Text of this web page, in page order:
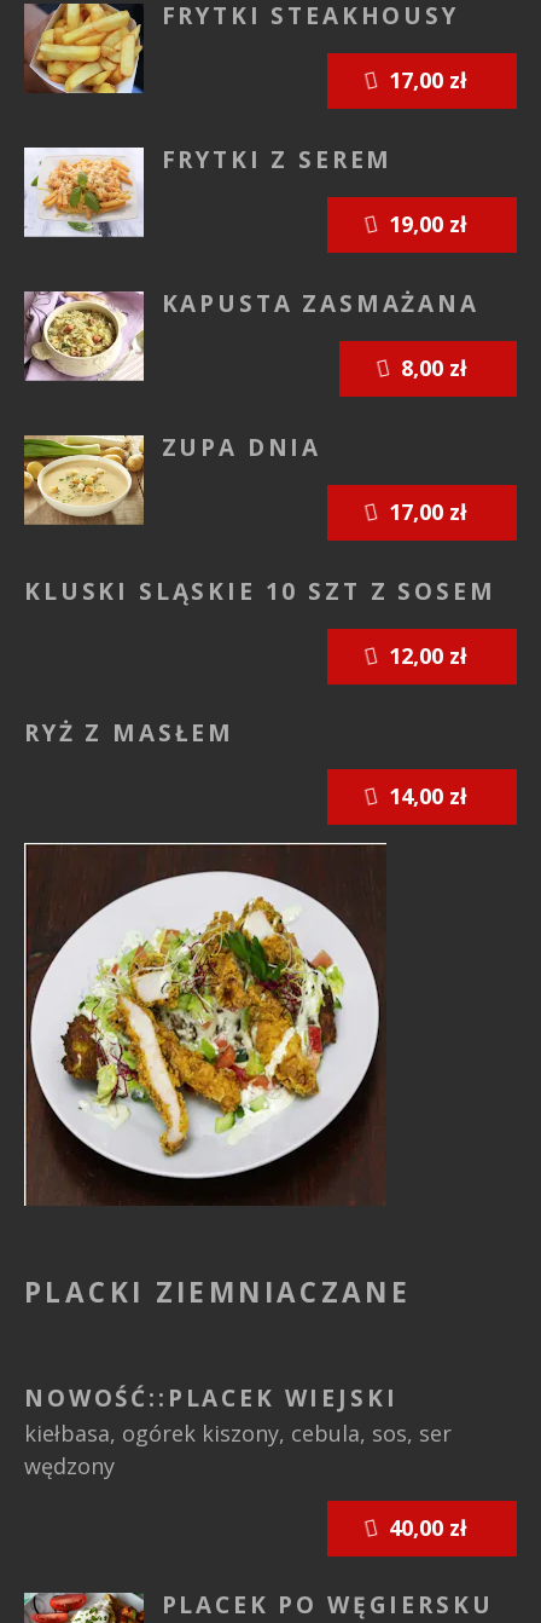
FRYTKI STEAKHOUSY
FRYTKI Z SEREM
KAPUSTA ZASMAŻANA
ZUPA DNIA
KLUSKI SLĄSKIE 10 SZT Z SOSEM
RYŻ Z MASŁEM
PLACKI ZIEMNIACZANE
NOWOŚĆ::PLACEK WIEJSKI
kiełbasa, ogórek kiszony, cebula, sos, ser
wędzony
PLACEK PO WĘGIERSKU